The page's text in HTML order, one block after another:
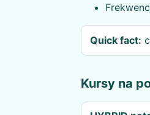
Quick fact:
Kursy na